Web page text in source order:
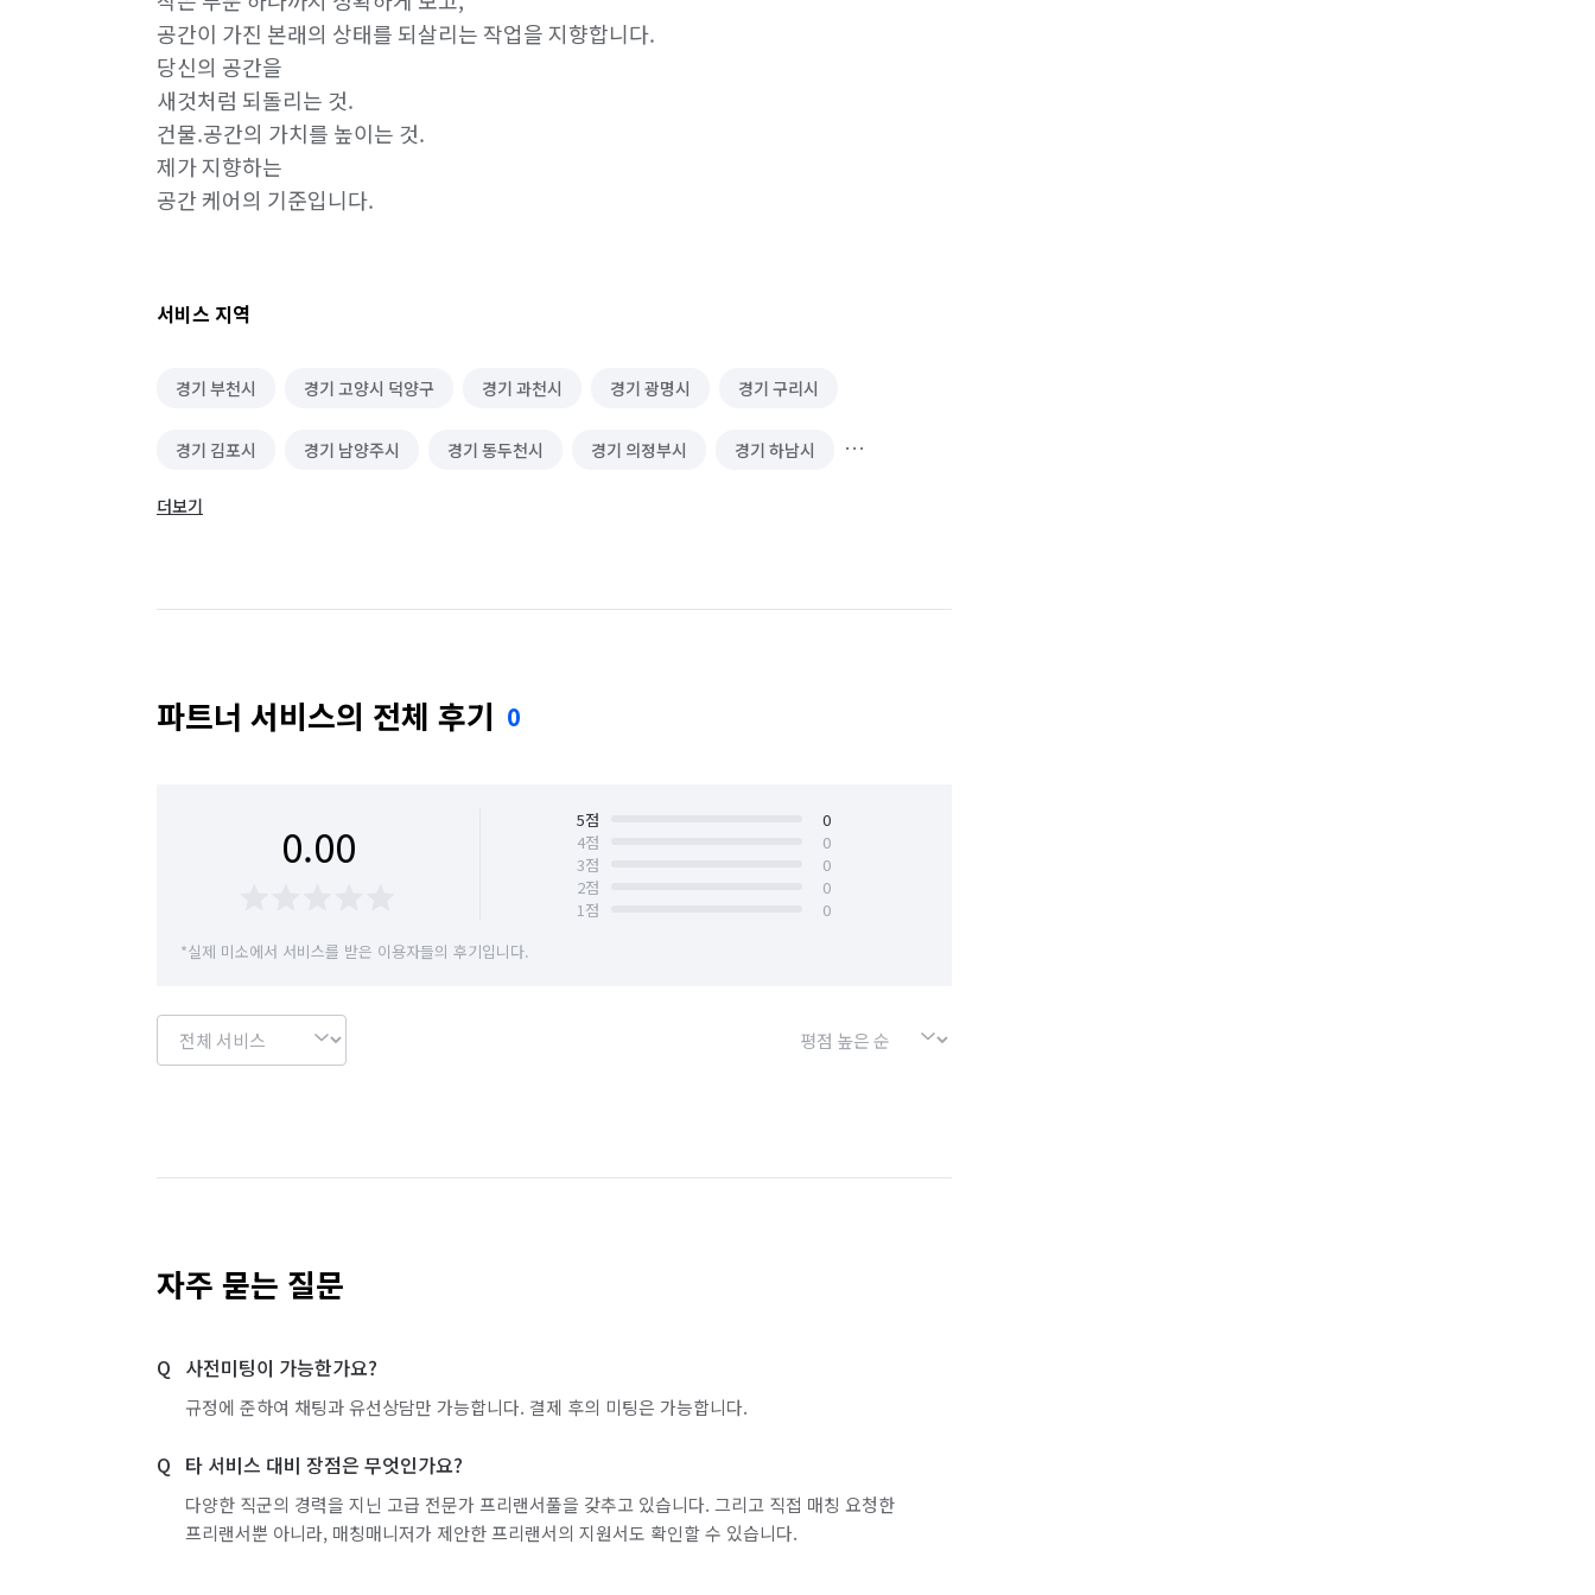
공간이 가진 본래의 상태를 되살리는 작업을 지향합니다.
당신의 공간을
새것처럼 되돌리는 것.
건물.공간의 가치를 높이는 것.
제가 지향하는
공간 케어의 기준입니다.
서비스 지역
경기 부천시 경기 고양시 덕양구 경기 과천시 경기 광명시 경기 구리시
경기 김포시 경기 남양주시 경기 동두천시 경기 의정부시 경기 하남시
서울 강남구
서울 성동구 서울 성북구 서울 송파구
경기 부천시 오정구
더보기
파트너 서비스의 전체 후기 0
0.00 5점
0
4점
0
3점
0
2점
0
1점
0
*실제 미소에서 서비스를 받은 이용자들의 후기입니다.
자주 묻는 질문
사전미팅이 가능한가요?
규정에 준하여 채팅과 유선상담만 가능합니다. 결제 후의 미팅은 가능합니다.
타 서비스 대비 장점은 무엇인가요?
다양한 직군의 경력을 지닌 고급 전문가 프리랜서풀을 갖추고 있습니다. 그리고 직접 매칭 요청한
프리랜서뿐 아니라, 매칭매니저가 제안한 프리랜서의 지원서도 확인할 수 있습니다.